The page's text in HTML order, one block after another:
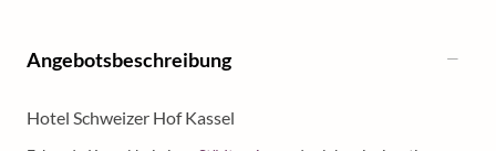
Angebotsbeschreibung
Hotel Schweizer Hof Kassel